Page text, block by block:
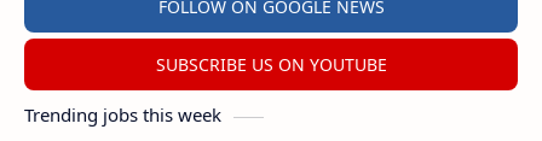
FOLLOW ON GOOGLE NEWS
SUBSCRIBE US ON YOUTUBE
Trending jobs this week